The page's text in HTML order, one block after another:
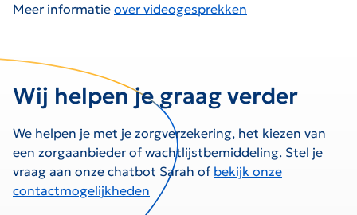
Meer informatie over videogesprekken
Wij helpen je graag verder
We helpen je met je zorgverzekering, het kiezen van
een zorgaanbieder of wachtlijstbemiddeling. Stel je
vraag aan onze chatbot Sarah of bekijk onze
contactmogelijkheden